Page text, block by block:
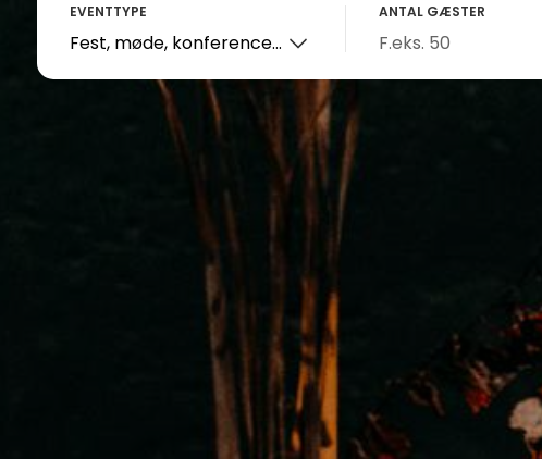
EVENTTYPE ANTAL GÆSTER